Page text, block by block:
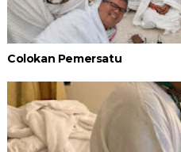
Colokan Pemersatu